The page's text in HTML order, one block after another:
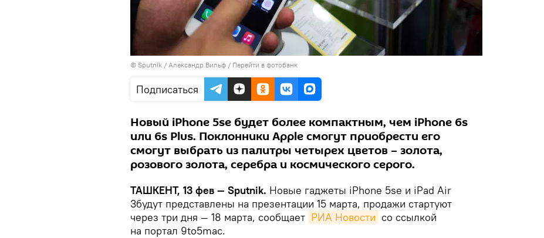
© Sputnik / Александр Вильф / Перейти в фотобанк
Подписаться
Новый iPhone 5se будет более компактным, чем iPhone 6s
или 6s Plus. Поклонники Apple смогут приобрести его
смогут выбрать из палитры четырех цветов – золота,
розового золота, серебра и космического серого.
ТАШКЕНТ, 13 фев — Sputnik. Новые гаджеты iPhone 5se и iPad Air
3будут представлены на презентации 15 марта, продажи стартуют
через три дня — 18 марта, сообщает РИА Новости со ссылкой
на портал 9to5mac.